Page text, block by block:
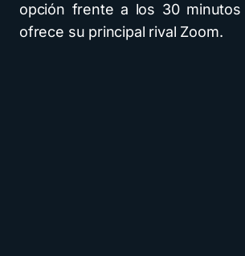
opción frente a los 30 minutos
ofrece su principal rival Zoom.